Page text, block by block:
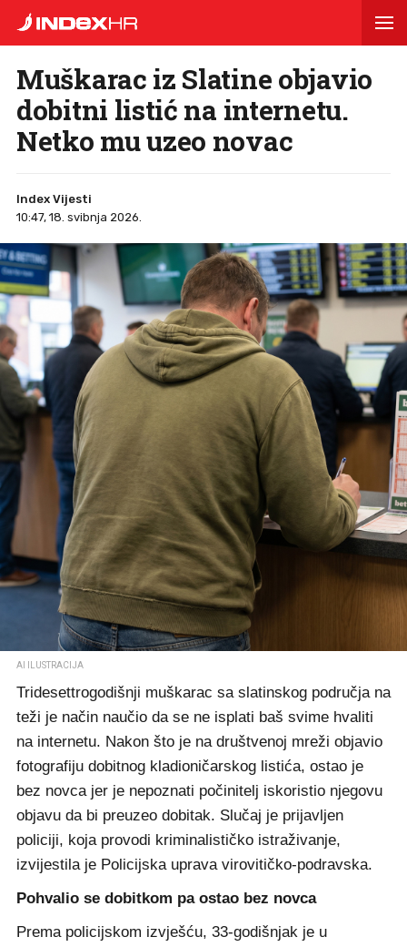
Muškarac iz Slatine objavio
dobitni listić na internetu.
Netko mu uzeo novac
Index Vijesti
10:47, 18. svibnja 2026.
AI ILUSTRACIJA
Tridesettrogodišnji muškarac sa slatinskog područja na
teži je način naučio da se ne isplati baš svime hvaliti
na internetu. Nakon što je na društvenoj mreži objavio
fotografiju dobitnog kladioničarskog listića, ostao je
bez novca jer je nepoznati počinitelj iskoristio njegovu
objavu da bi preuzeo dobitak. Slučaj je prijavljen
policiji, koja provodi kriminalističko istraživanje,
izvijestila je Policijska uprava virovitičko-podravska.
Pohvalio se dobitkom pa ostao bez novca
Prema policijskom izvješću, 33-godišnjak je u